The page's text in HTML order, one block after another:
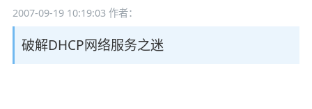
2007-09-19 10:19:03作者：
破解DHCP网络服务之迷